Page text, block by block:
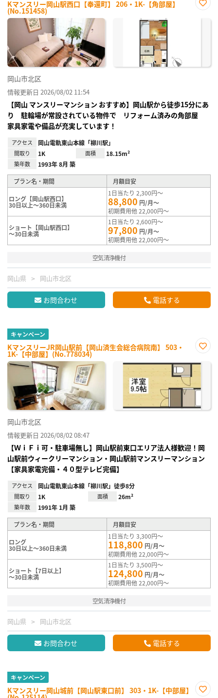
Kマンスリー岡山駅西口【奉還町】 206・1K-【角部屋】
(No.151458)
に入
岡山市北区
情報更新日 2026/08/02 11:54
【岡山 マンスリーマンション おすすめ】岡山駅から徒歩15分にあ
り 駐輪場が常設されている物件で リフォーム済みの角部屋
家具家電や備品が充実しています！
アクセス 岡山電軌東山本線「柳川駅」
間取り 1K 面積 18.15m²
築年数 1993年 8月 築
プラン名・期間 月額目安
ロング【岡山駅西口】
30日以上～360日未満
1日当たり 2,300円～
88,800 円/月～
初期費用他 22,000円～
ショート【岡山駅西口】
～30日未満
1日当たり 2,600円～
97,800 円/月～
初期費用他 22,000円～
空気清浄機付
岡山県 岡山市北区
お問合わせ 電話する
キャンペーン
KマンスリーJR岡山駅前【岡山済生会総合病院南】 503・
1K-【中部屋】(No.778034)
に入
り登
岡山市北区
情報更新日 2026/08/02 08:47
【ＷｉＦｉ可・駐車場無し】岡山駅前東口エリア法人様歓迎！岡
山駅前ウィークリーマンション・岡山駅前マンスリーマンション
【家具家電完備・４０型テレビ完備】
アクセス 岡山電軌東山本線「柳川駅」徒歩8分
間取り 1K 面積 26m²
築年数 1991年 1月 築
プラン名・期間 月額目安
ロング
30日以上～360日未満
1日当たり 3,300円～
118,800 円/月～
初期費用他 22,000円～
ショート【7日以上】
～30日未満
1日当たり 3,500円～
124,800 円/月～
初期費用他 22,000円～
空気清浄機付
岡山県 岡山市北区
お問合わせ 電話する
キャンペーン
Kマンスリー岡山城前【岡山駅東口前】 303・1K-【中部屋】